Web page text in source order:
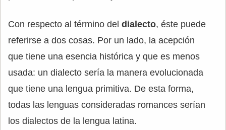
Con respecto al término del dialecto, éste puede
referirse a dos cosas. Por un lado, la acepción
que tiene una esencia histórica y que es menos
usada: un dialecto sería la manera evolucionada
que tiene una lengua primitiva. De esta forma,
todas las lenguas consideradas romances serían
los dialectos de la lengua latina.